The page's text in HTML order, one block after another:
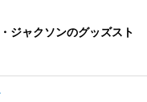
ジャクソンのグッズスト